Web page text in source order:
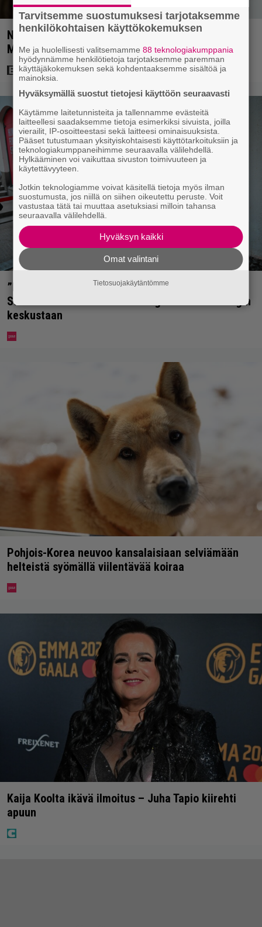
Nyt Netflixissä: 180 miljoonan toimintaseikkailu –
Margot Robbie vei seksikohtauksen liian pitkälle
”Mitä isompi vehje, sen paremmin kulkee” –
Susanna Penttilä suuntasi Bangbussinsa Helsingin
keskustaan
Pohjois-Korea neuvoo kansalaisiaan selviämään
helteistä syömällä viilentävää koiraa
Kaija Koolta ikävä ilmoitus – Juha Tapio kiirehti
apuun
Tarvitsemme suostumuksesi tarjotaksemme
henkilökohtaisen käyttökokemuksen
Me ja huolellisesti valitsemamme88 teknologiakumppania
hyödynnämme henkilötietoja tarjotaksemme paremman
käyttäjäkokemuksen sekä kohdentaaksemme sisältöä ja
mainoksia.
Hyväksymällä suostut tietojesi käyttöön seuraavasti
Käytämme laitetunnisteita ja tallennamme evästeitä
laitteellesi saadaksemme tietoja esimerkiksi sivuista, joilla
vierailit, IP-osoitteestasi sekä laitteesi ominaisuuksista.
Pääset tutustumaan yksityiskohtaisesti käyttötarkoituksiin ja
teknologiakumppaneihimme seuraavalla välilehdellä.
Hylkääminen voi vaikuttaa sivuston toimivuuteen ja
käytettävyyteen.
Jotkin teknologiamme voivat käsitellä tietoja myös ilman
suostumusta, jos niillä on siihen oikeutettu peruste. Voit
vastustaa tätä tai muuttaa asetuksiasi milloin tahansa
seuraavalla välilehdellä.
Hyväksyn kaikki
Omat valintani
Tietosuojakäytäntömme